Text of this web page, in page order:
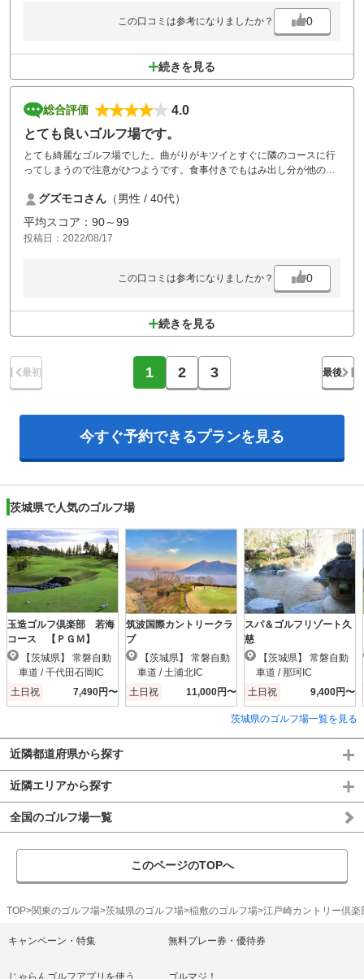
この口コミは参考になりましたか？ 0
続きを見る
総合評価
4.0
とても良いゴルフ場です。
とても綺麗なゴルフ場でした。曲がりがキツイとすぐに隣のコースに行
ってしまうので注意がひつようです。食事付きでもはみ出し分が他のゴ
います。コロナ禍の為、シャワーしか使えません。
グズモコさん （男性 / 40代）
平均スコア：90～99
投稿日：2022/08/17
この口コミは参考になりましたか？ 0
続きを見る
最初 1 2 3 最後
今すぐ予約できるプランを見る
茨城県で人気のゴルフ場
玉造ゴルフ倶楽部 若海
コース 【ＰＧＭ】
車道 / 千代田石岡IC
土日祝
7,490円〜
筑波国際カントリークラ
ブ
車道 / 土浦北IC
土日祝
11,000円〜
スパ＆ゴルフリゾート久
慈
車道 / 那珂IC
土日祝
9,400円〜
茨城県のゴルフ場一覧を見る
近隣都道府県から探す
近隣エリアから探す
全国のゴルフ場一覧
このページのTOPへ
TOP 関東のゴルフ場 茨城県のゴルフ場 稲敷のゴルフ場 江戸崎カントリー倶楽
キャンペーン・特集 無料プレー券・優待券
じゃらんゴルフアプリを使う ゴルマジ！